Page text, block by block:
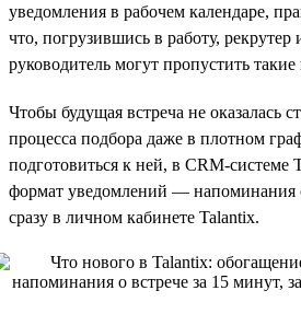
уведомления в рабочем календаре,
что, погрузившись в работу,
руководитель могут пропустить
Чтобы будущая встреча не оказалась
процесса подбора даже в плотном
подготовиться к ней, в CRM-системе
формат уведомлений — напоминания
сразу в личном кабинете Talantix.